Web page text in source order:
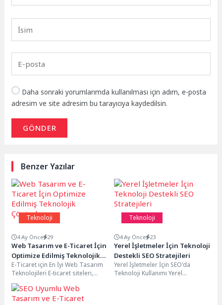
Daha sonraki yorumlarımda kullanılması için adım, e-posta
adresim ve site adresim bu tarayıcıya kaydedilsin.
GÖNDER
Benzer Yazılar
Teknoloji
4 Ay Önce 29
Web Tasarım ve E-Ticaret İçin
Optimize Edilmiş Teknolojik
Çözümler
E-Ticaret için En İyi Web Tasarım
Teknolojileri E-ticaret siteleri,
kullanıcıların web sitesinde
kolayca dolaşmalarını sağlayan,...
Teknoloji
4 Ay Önce 23
Yerel İşletmeler İçin Teknoloji
Destekli SEO Stratejileri
Yerel İşletmeler İçin SEO'da
Teknoloji Kullanımı Yerel